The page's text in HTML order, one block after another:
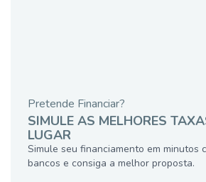
Pretende Financiar?
SIMULE AS MELHORES
LUGAR
Simule seu financiamento em minutos
bancos e consiga a melhor proposta.